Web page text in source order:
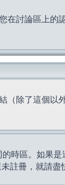
在討論區上
（除了這個以
時區。如果
註冊，就請盡